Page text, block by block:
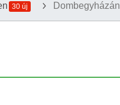
30 új Dombegyházán